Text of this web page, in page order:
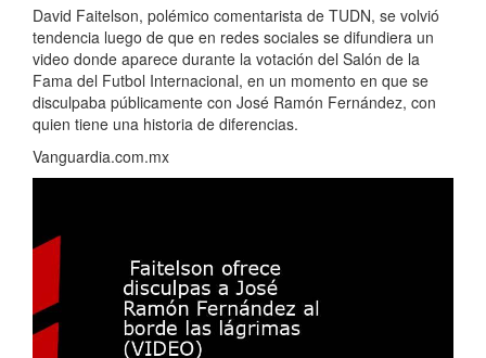
David Faitelson, polémico comentarista de TUDN, se volvió
tendencia luego de que en redes sociales se difundiera un
video donde aparece durante la votación del Salón de la
Fama del Futbol Internacional, en un momento en que se
disculpaba públicamente con José Ramón Fernández, con
quien tiene una historia de diferencias.
Vanguardia.com.mx